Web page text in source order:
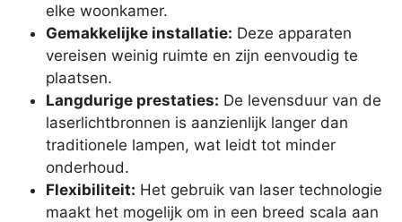
elke woonkamer.
Gemakkelijke installatie: Deze apparaten
vereisen weinig ruimte en zijn eenvoudig te
plaatsen.
Langdurige prestaties: De levensduur van de
laserlichtbronnen is aanzienlijk langer dan
traditionele lampen, wat leidt tot minder
onderhoud.
Flexibiliteit: Het gebruik van laser technologie
maakt het mogelijk om in een breed scala aan